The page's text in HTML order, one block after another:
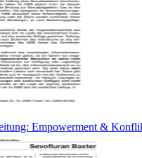
Empowerment &